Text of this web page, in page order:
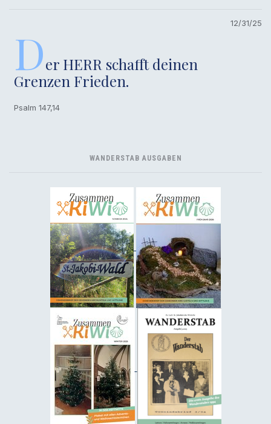
12/31/25
Der HERR schafft deinen
Grenzen Frieden.
Psalm 147,14
WANDERSTAB AUSGABEN